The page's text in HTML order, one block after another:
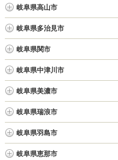
岐阜県高山市
岐阜県多治見市
岐阜県関市
岐阜県中津川市
岐阜県美濃市
岐阜県瑞浪市
岐阜県羽島市
岐阜県恵那市